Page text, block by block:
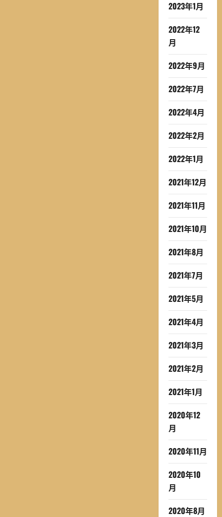
2023年1月
2022年12
月
2022年9月
2022年7月
2022年4月
2022年2月
2022年1月
2021年12月
2021年11月
2021年10月
2021年8月
2021年7月
2021年5月
2021年4月
2021年3月
2021年2月
2021年1月
2020年12
月
2020年11月
2020年10
月
2020年8月